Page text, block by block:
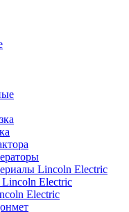
Lincoln Electric
Lincoln Electric
Electric